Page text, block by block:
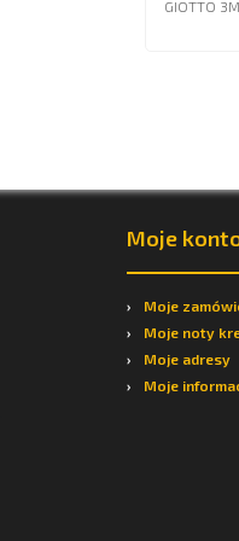
GIOTTO 3M
Moje
Moje
Moje noty
Moje adresy
Moje